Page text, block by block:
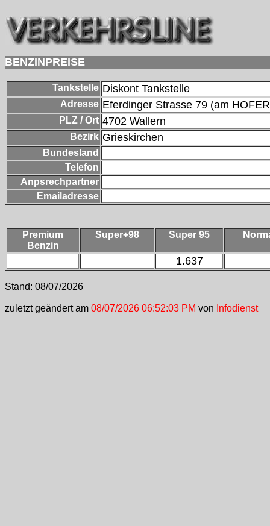
BENZINPREISE
Tankstelle Diskont Tankstelle
Adresse Eferdinger Strasse 79 (am
PLZ / Ort 4702 Wallern
Bezirk Grieskirchen
Bundesland
Telefon
Anpsrechpartner
Emailadresse
Premium
Benzin
Super+98 Super 95
1.637
Stand: 08/07/2026
zuletzt geändert am 08/07/2026 06:52:03 PM von Infodienst